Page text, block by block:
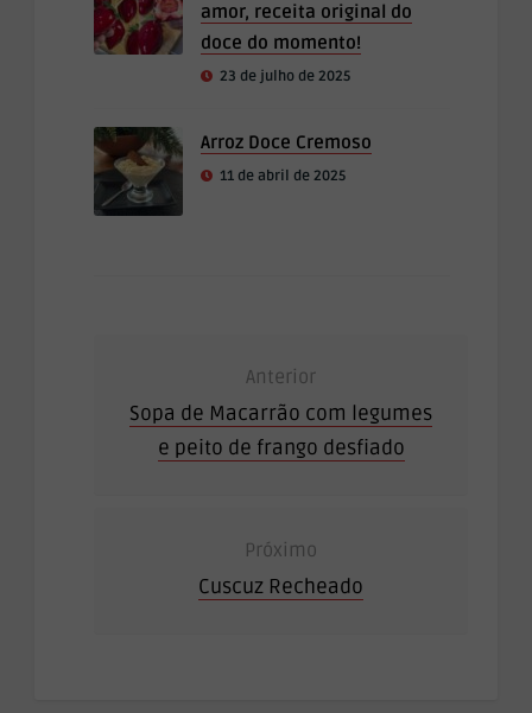
amor, receita original do
doce do momento!
23 de julho de 2025
Arroz Doce Cremoso
11 de abril de 2025
Anterior
Sopa de Macarrão com legumes
e peito de frango desfiado
Próximo
Cuscuz Recheado